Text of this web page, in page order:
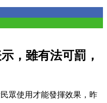
，雖有法可罰，
眾使用才能發揮效果，昨